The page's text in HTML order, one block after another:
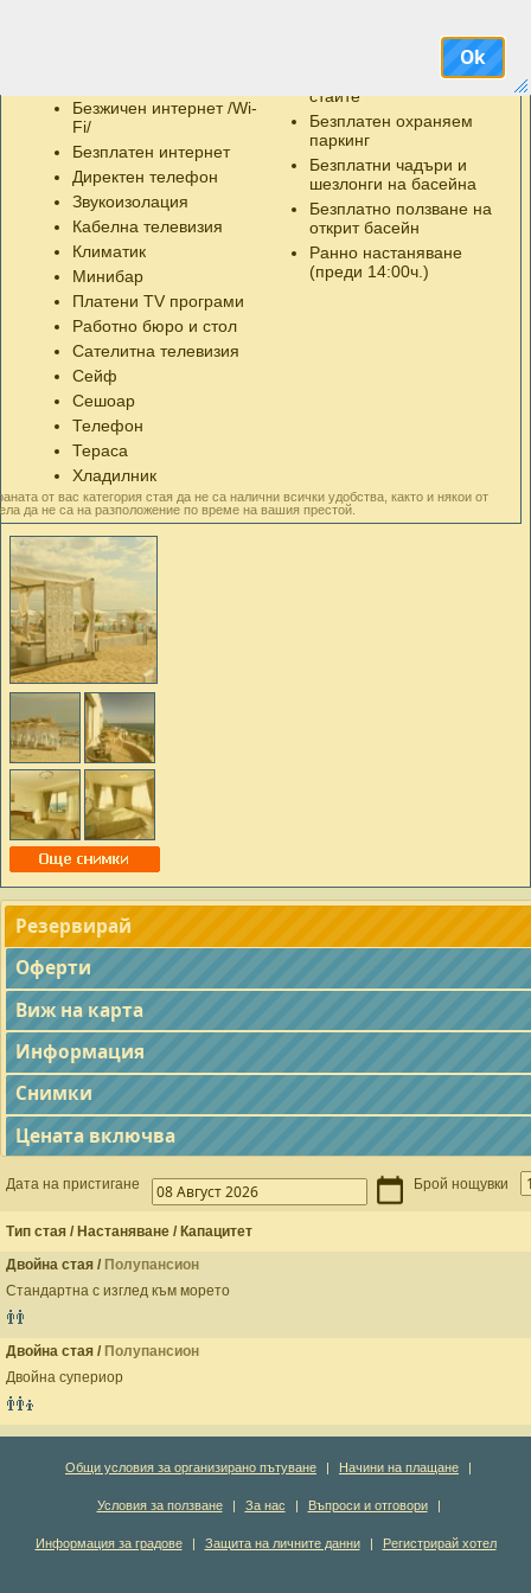
към релакс, съчетавайки контраста на лукса и домашния
Wine- Bar меню и апетитното A-la-Carte меню са изцяло съобразени
и световна кухня. Разработени са така, че да задоволят и най-
както и да отговорят на очакванията на ценителите на Gourmet
си Аква Вю предлага SPA център със сауна, инфра-ред сауна, парна
джакузи, релакс зона, а за търсещите усамотение и лукс VIP SPA зона
баня, хидромасажна вана и релакс (само за 2-ма) . Услугите
и VIP SPA зоната са срещу допълнително заплащане.
Безжичен интернет /Wi-
Fi/
Безплатен интернет
Директен телефон
Звукоизолация
Кабелна телевизия
Климатик
Минибар
Платени TV програми
Работно бюро и стол
Сателитна телевизия
Сейф
Сешоар
Телефон
Тераса
Хладилник
общите части и в част от
стаите
Безплатен охраняем
паркинг
Безплатни чадъри и
шезлонги на басейна
Безплатно ползване на
открит басейн
Ранно настаняване
(преди 14:00ч.)
от вас категория стая да не са налични всички удобства, както и някои от
да не са на разположение по време на вашия престой.
Резервирай
Оферти
Виж на карта
Информация
Снимки
Цената включва
Дата на пристигане Брой нощувки
Тип стая / Настаняване / Капацитет
Двойна стая / Полупансион
Стандартна с изглед към морето
Двойна стая / Полупансион
Двойна супериор
Общи условия за организирано пътуване Начини на плащане
Условия за ползване За нас Въпроси и отговори
Информация за градове Защита на личните данни Регистрирай хотел
Ok